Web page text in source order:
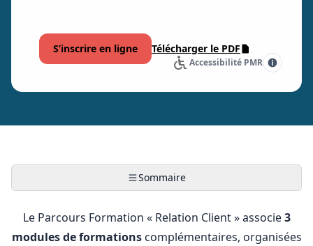
Classement
Hôtelier
Parcours
Salle
Barman
Parcours
Parcours
S’inscrire en ligne Télécharger le PDF
Accessibilité PMR
Sommaire
Le Parcours Formation « Relation Client » associe3
modules de formationscomplémentaires, organisées